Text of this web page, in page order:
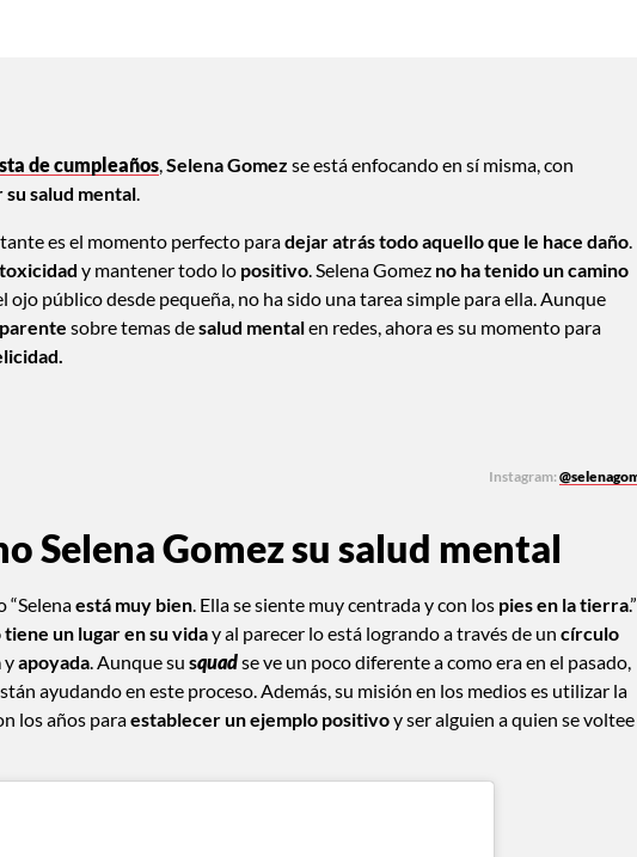
de cumpleaños Selena Gomez se está enfocando en sí misma, con
salud mental
es el momento perfecto paradejar atrás todo aquello que le hace daño
toxicidad y mantener todo lo positivo . Selena Gomez no ha tenido un camino
ojo público desde pequeña, no ha sido una tarea simple para ella. Aunque
sobre temas desalud mentalen redes, ahora es su momento para
Instagram:
Selena Gomez su salud mental
“Selenaestá muy bien . Ella se siente muy centrada y con los pies en la tierra.”
tiene un lugar en su viday al parecer lo está logrando a través de un círculo
yapoyada . Aunque su squadse ve un poco diferente a como era en el pasado,
ayudando en este proceso. Además, su misión en los medios es utilizar la
los años paraestablecer un ejemplo positivoy ser alguien a quien se voltee